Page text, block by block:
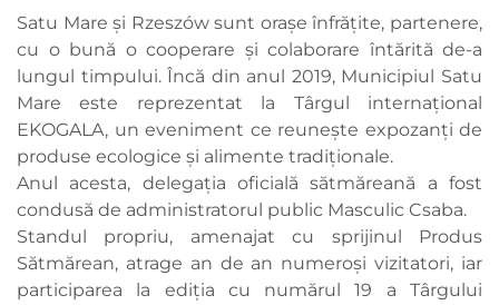
Satu Mare și Rzeszów sunt orașe înfrățite, partenere,
cu o bună o cooperare și colaborare întărită de-a
lungul timpului. Încă din anul 2019, Municipiul Satu
Mare este reprezentat la Târgul internațional
EKOGALA, un eveniment ce reunește expozanți de
produse ecologice și alimente tradiționale.
Anul acesta, delegația oficială sătmăreană a fost
condusă de administratorul public Masculic Csaba.
Standul propriu, amenajat cu sprijinul Produs
Sătmărean, atrage an de an numeroși vizitatori, iar
participarea la ediția cu numărul 19 a Târgului